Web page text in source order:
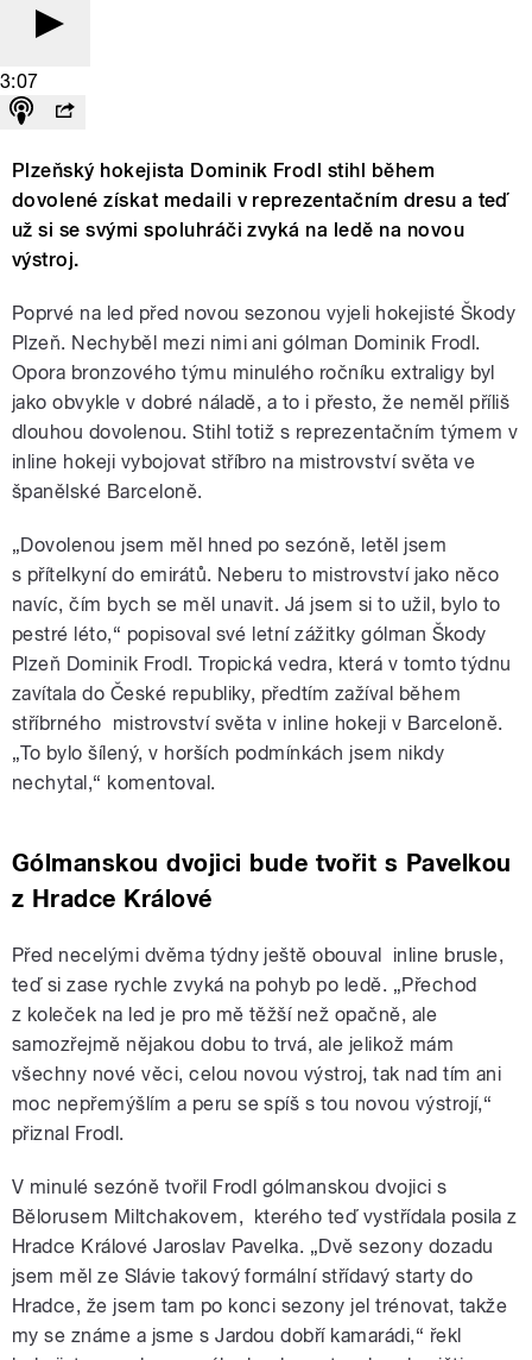
3:07
Plzeňský hokejista Dominik Frodl stihl během
dovolené získat medaili v reprezentačním dresu a teď
už si se svými spoluhráči zvyká na ledě na novou
výstroj.
Poprvé na led před novou sezonou vyjeli hokejisté Škody
Plzeň. Nechyběl mezi nimi ani gólman Dominik Frodl.
Opora bronzového týmu minulého ročníku extraligy byl
jako obvykle v dobré náladě, a to i přesto, že neměl příliš
dlouhou dovolenou. Stihl totiž s reprezentačním týmem v
inline hokeji vybojovat stříbro na mistrovství světa ve
španělské Barceloně.
„Dovolenou jsem měl hned po sezóně, letěl jsem
s přítelkyní do emirátů. Neberu to mistrovství jako něco
navíc, čím bych se měl unavit. Já jsem si to užil, bylo to
pestré léto,“ popisoval své letní zážitky gólman Škody
Plzeň Dominik Frodl. Tropická vedra, která v tomto týdnu
zavítala do České republiky, předtím zažíval během
stříbrného mistrovství světa v inline hokeji v Barceloně.
„To bylo šílený, v horších podmínkách jsem nikdy
nechytal,“ komentoval.
Gólmanskou dvojici bude tvořit s Pavelkou
z Hradce Králové
Před necelými dvěma týdny ještě obouval inline brusle,
teď si zase rychle zvyká na pohyb po ledě. „Přechod
z koleček na led je pro mě těžší než opačně, ale
samozřejmě nějakou dobu to trvá, ale jelikož mám
všechny nové věci, celou novou výstroj, tak nad tím ani
moc nepřemýšlím a peru se spíš s tou novou výstrojí,“
přiznal Frodl.
V minulé sezóně tvořil Frodl gólmanskou dvojici s
Bělorusem Miltchakovem, kterého teď vystřídala posila z
Hradce Králové Jaroslav Pavelka. „Dvě sezony dozadu
jsem měl ze Slávie takový formální střídavý starty do
Hradce, že jsem tam po konci sezony jel trénovat, takže
my se známe a jsme s Jardou dobří kamarádi,“ řekl